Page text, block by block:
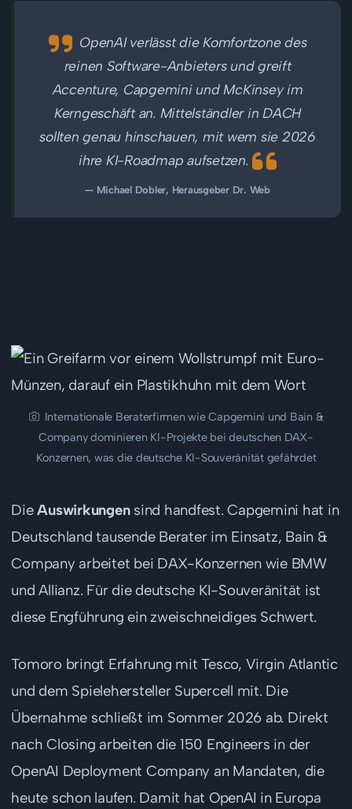
OpenAI verlässt die Komfortzone des
reinen Software-Anbieters und greift
Accenture, Capgemini und McKinsey im
Kerngeschäft an. Mittelständler in DACH
sollten genau hinschauen, mit wem sie 2026
ihre KI-Roadmap aufsetzen.
— Michael Dobler, Herausgeber Dr. Web
Internationale Beraterfirmen wie Capgemini und Bain &
Company dominieren KI-Projekte bei deutschen DAX-
Konzernen, was die deutsche KI-Souveränität gefährdet
DieAuswirkungensind handfest. Capgemini hat in
Deutschland tausende Berater im Einsatz, Bain &
Company arbeitet bei DAX-Konzernen wie BMW
und Allianz. Für die deutsche KI-Souveränität ist
diese Engführung ein zweischneidiges Schwert.
Tomoro bringt Erfahrung mit Tesco, Virgin Atlantic
und dem Spielehersteller Supercell mit. Die
Übernahme schließt im Sommer 2026 ab. Direkt
nach Closing arbeiten die 150 Engineers in der
OpenAI Deployment Company an Mandaten, die
heute schon laufen. Damit hat OpenAI in Europa